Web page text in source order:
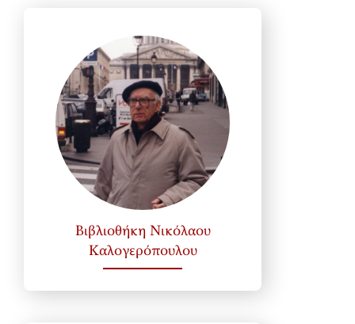
Βιβλιοθήκη Νικόλαου
Καλογερόπουλου